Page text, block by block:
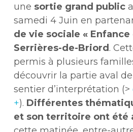
une sortie grand public
samedi 4 Juin en
de vie sociale «
Serrières-de-Briord .
permis à plusieurs
découvrir la partie aval
sentier d’interprétation (>
+). Différentes
et son territoire ont été